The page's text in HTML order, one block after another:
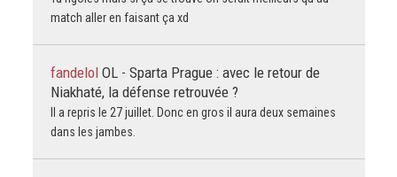
match aller en faisant ça xd
fandelol OL - Sparta Prague : avec le retour de
Niakhaté, la défense retrouvée ?
Il a repris le 27 juillet. Donc en gros il aura deux semaines
dans les jambes.